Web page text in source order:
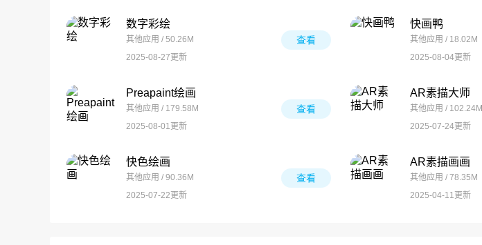
数字彩绘
其他应用 / 50.26M
2025-08-27更新
查看
快画鸭
其他应用 / 18.02M
2025-08-04更新
Preapaint绘画
其他应用 / 179.58M
2025-08-01更新
查看
AR素描大师
其他应用 / 102.24M
2025-07-24更新
快色绘画
其他应用 / 90.36M
2025-07-22更新
查看
AR素描画画
其他应用 / 78.35M
2025-04-11更新